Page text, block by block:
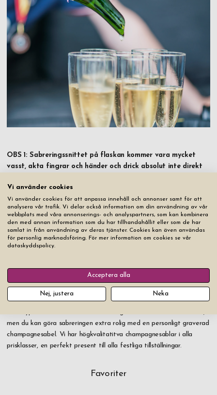
OBS 1: Sabreringssnittet på flaskan kommer vara mycket
vasst, akta fingrar och händer och drick absolut inte direkt
OBS 2: Var uppmärksam på vart du riktar flaskan, den
sabrerade glastoppen/korken kan flyga 5-10 meter. Om du
sabrerar inomhus så rekommenderar vi att du knyter fast ett
litet snöre mellan sabeln och flaskans kork så att väggar,
dörrar, människor eller annat inte kommer till skada.
Vad för sabel ska man använda?
Vilken typ av sabel som ska användas är mest en smaksak då alla
men du kan göra sabreringen extra rolig med en personligt graverad
champagnesabel. Vi har högkvalitatitva champagnesablar i alla
prisklasser, en perfekt present till alla festliga tillställningar.
Favoriter
Vi använder cookies
Vi använder cookies för att anpassa innehåll och annonser samt för att
analysera vår trafik. Vi delar också information om din användning av vår
webbplats med våra annonserings- och analyspartners, som kan kombinera
den med annan information som du har tillhandahållit eller som de har
samlat in från användning av deras tjänster. Cookies kan även användas
för personlig marknadsföring. För mer information om cookies se vår
dataskyddspolicy.
Acceptera alla
Nej, justera Neka